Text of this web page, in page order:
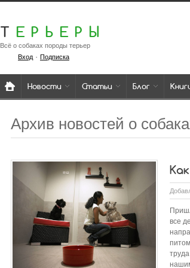
Т ЕРЬЕРЫ
Всё о собаках породы терьер
Вход· Подписка
Новости Статьи Блог
Архив новостей о
все